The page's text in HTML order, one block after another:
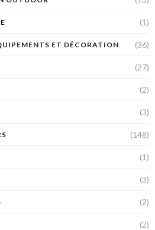
(1)
ET DÉCORATION (36)
(27)
(2)
(3)
(148)
(1)
(3)
(2)
(2)